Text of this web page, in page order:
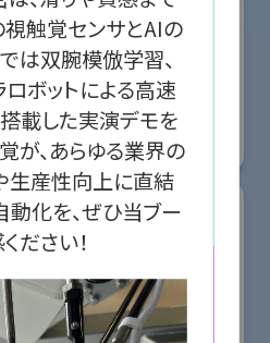
触覚センサとAIの
は双腕模倣学習、
ロボットによる高速
載した実演デモを
が、あらゆる業界の
生産性向上に直結
動化を、ぜひ当ブー
エイティブテクノロジー
#スマートコミュニティロボット